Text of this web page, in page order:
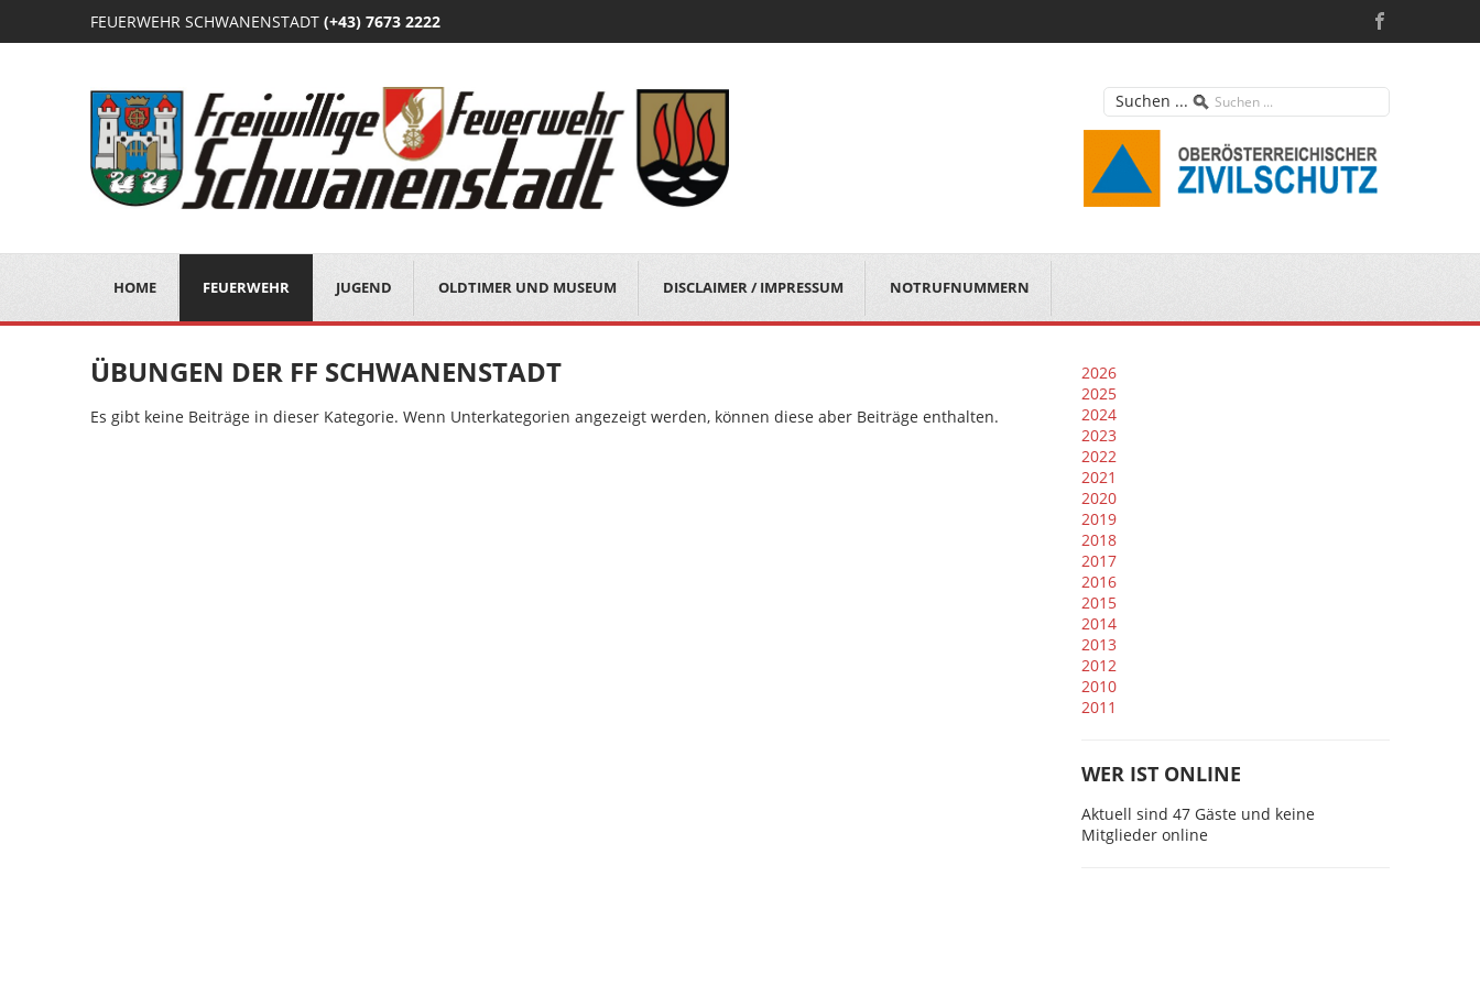
FEUERWEHR SCHWANENSTADT (+43) 7673 2222
Suchen ...
HOME FEUERWEHR JUGEND OLDTIMER UND MUSEUM DISCLAIMER / IMPRESSUM NOTRUFNUMMERN
ÜBUNGEN DER FF SCHWANENSTADT
Es gibt keine Beiträge in dieser Kategorie. Wenn Unterkategorien angezeigt werden, können diese aber Beiträge enthalten.
2026
2025
2024
2023
2022
2021
2020
2019
2018
2017
2016
2015
2014
2013
2012
2010
2011
WER IST ONLINE
Aktuell sind 47 Gäste und keine
Mitglieder online